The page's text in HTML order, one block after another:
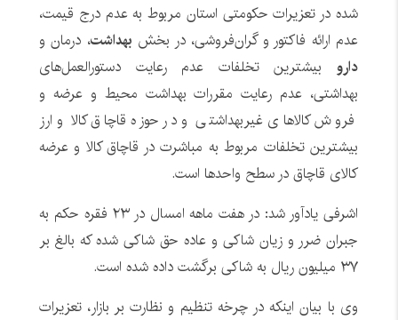
شده در تعزیرات حکومتی استان مربوط به عدم درج قیمت،
عدم ارائه فاکتور و گران‌فروشی، در بخش بهداشت، درمان و
دارو بیشترین تخلفات عدم رعایت دستورالعمل‌های
بهداشتی، عدم رعایت مقررات بهداشت محیط و عرضه و
فروش کالاهای غیربهداشتی و در حوزه قاچاق کالا و ارز
بیشترین تخلفات مربوط به مباشرت در قاچاق کالا و عرضه
کالای قاچاق در سطح واحدها است.
اشرفی یادآور شد: در هفت ماهه امسال در ۲۳ فقره حکم به
جبران ضرر و زیان شاکی و عاده حق شاکی شده که بالغ‌ بر
۳۷ میلیون ریال به شاکی برگشت داده شده است.
وی با بیان اینکه در چرخه تنظیم و نظارت بر بازار، تعزیرات